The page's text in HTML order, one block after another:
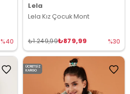
%40
Lela
Lela Kız Çocuk Mont
₺879,99
₺1.249,99 %30
ÜCRETSIZ
KARGO